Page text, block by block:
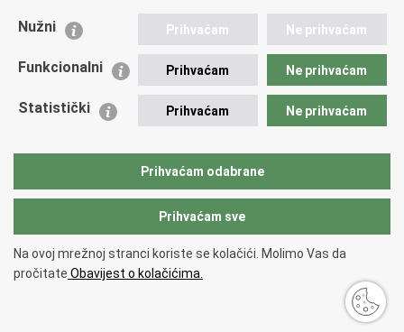
EMN Nacionalna kontaktna točka za Republiku Hrvatsku
Policijska akademija
Zaklada policijske solidarnosti
Sindikati
Copyright © 2026 Ravnateljstvo policije.
pristupačnosti.
Nužni Prihvaćam Ne prihvaćam
Funkcionalni Prihvaćam Ne prihvaćam
Statistički Prihvaćam Ne prihvaćam
Prihvaćam odabrane
Prihvaćam sve
Na ovoj mrežnoj stranci koriste se kolačići. Molimo Vas da
pročitate Obavijest o kolačićima.